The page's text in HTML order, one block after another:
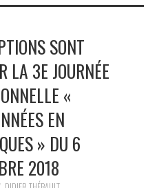
SONT
LA 3E JOURNÉE
«
EN
» DU 6
2018